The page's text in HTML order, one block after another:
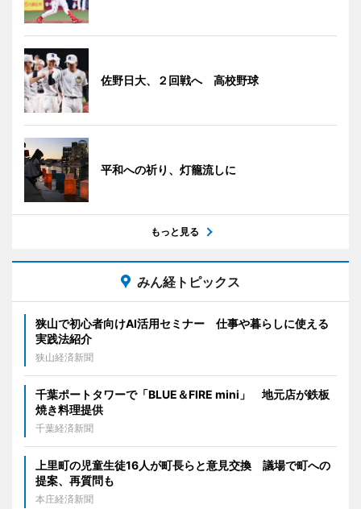
佐野日大、２回戦へ 高校野球
平和への祈り、灯籠流しに
もっと見る
みん経トピックス
狭山で初心者向けAI活用セミナー 仕事や暮らしに使える
実践法紹介
狭山経済新聞
千葉ポートタワーで「BLUE＆FIRE mini」 地元店が鉄板
焼き料理提供
千葉経済新聞
上里町の児童生徒16人が町長らと意見交換 議場で町への
提案、再質問も
本庄経済新聞